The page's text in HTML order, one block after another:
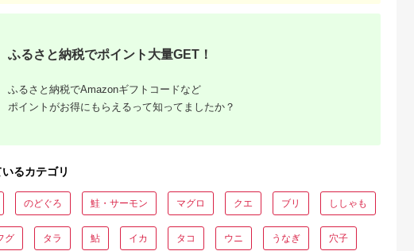
ふるさと納税でポイント大量GET！
ふるさと納税でAmazonギフトコードなど
ポイントがお得にもらえるって知ってましたか？
るカテゴリ
のどぐろ 鮭・サーモン マグロ クエ ブリ ししゃも
グ タラ 鮎 イカ タコ ウニ うなぎ 穴子